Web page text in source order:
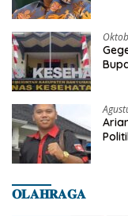
𝐎𝐋𝐀𝐇𝐑𝐀𝐆𝐀